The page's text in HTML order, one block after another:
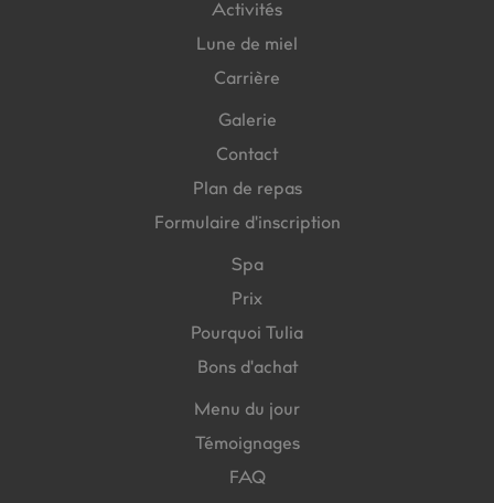
Activités
Lune de miel
Carrière
Galerie
Contact
Plan de repas
Formulaire d'inscription
Spa
Prix
Pourquoi Tulia
Bons d'achat
Menu du jour
Témoignages
FAQ